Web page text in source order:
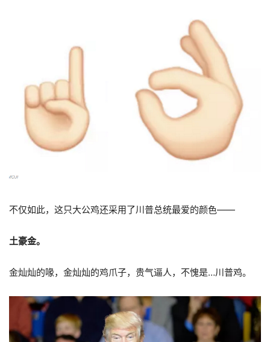
不仅如此，这只大公鸡还采用了川普总统最爱的颜色——
土豪金。
金灿灿的喙，金灿灿的鸡爪子，贵气逼人，不愧是…川普鸡。